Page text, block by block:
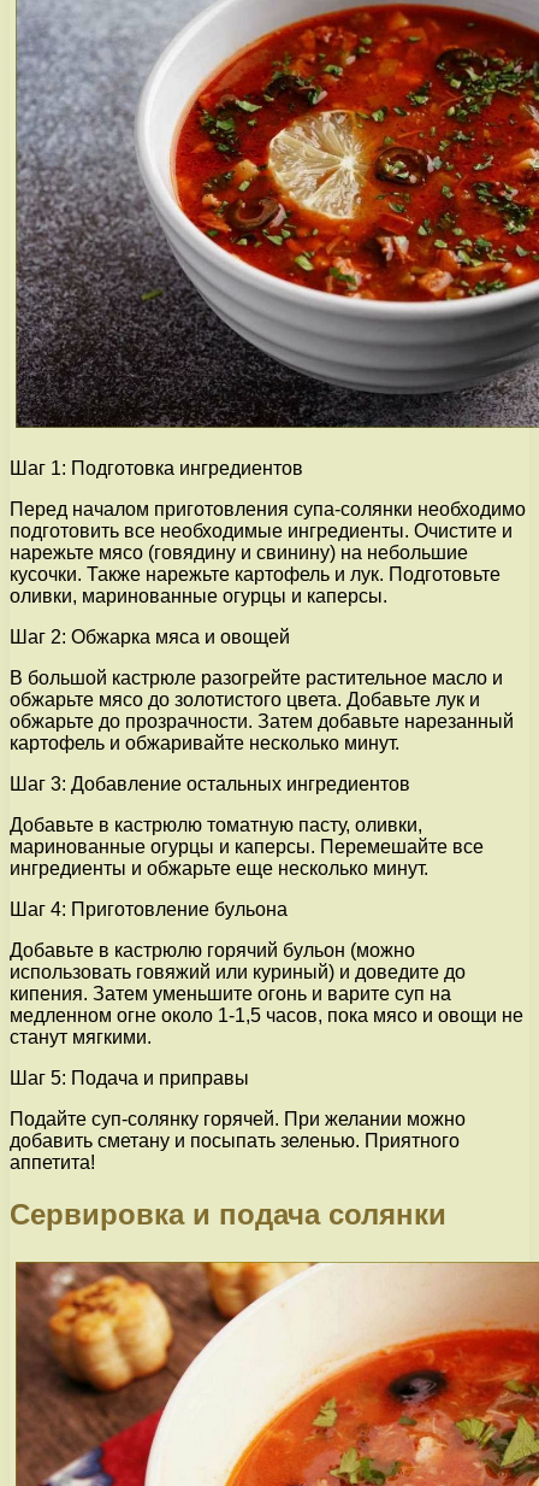
Шаг 1: Подготовка ингредиентов
Перед началом приготовления супа-солянки необходимо
подготовить все необходимые ингредиенты. Очистите и
нарежьте мясо (говядину и свинину) на небольшие
кусочки. Также нарежьте картофель и лук. Подготовьте
оливки, маринованные огурцы и каперсы.
Шаг 2: Обжарка мяса и овощей
В большой кастрюле разогрейте растительное масло и
обжарьте мясо до золотистого цвета. Добавьте лук и
обжарьте до прозрачности. Затем добавьте нарезанный
картофель и обжаривайте несколько минут.
Шаг 3: Добавление остальных ингредиентов
Добавьте в кастрюлю томатную пасту, оливки,
маринованные огурцы и каперсы. Перемешайте все
ингредиенты и обжарьте еще несколько минут.
Шаг 4: Приготовление бульона
Добавьте в кастрюлю горячий бульон (можно
использовать говяжий или куриный) и доведите до
кипения. Затем уменьшите огонь и варите суп на
медленном огне около 1-1,5 часов, пока мясо и овощи не
станут мягкими.
Шаг 5: Подача и приправы
Подайте суп-солянку горячей. При желании можно
добавить сметану и посыпать зеленью. Приятного
аппетита!
Сервировка и подача солянки